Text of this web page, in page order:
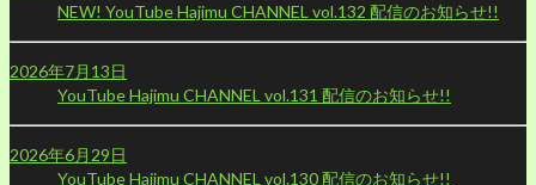
NEW! YouTube Hajimu CHANNEL vol.132 配信のお知らせ!!
2026年7月13日
YouTube Hajimu CHANNEL vol.131 配信のお知らせ!!
2026年6月29日
YouTube Hajimu CHANNEL vol.130 配信のお知らせ!!